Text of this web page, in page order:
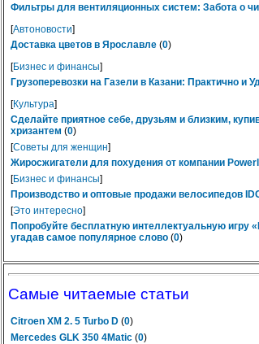
Фильтры для вентиляционных систем: Забота о
[Автоновости]
Доставка цветов в Ярославле (0)
[Бизнес и финансы]
Грузоперевозки на Газели в Казани: Практично и
[Культура]
Сделайте приятное себе, друзьям и близким,
хризантем (0)
[Советы для женщин]
Жиросжигатели для похудения от компании
[Бизнес и финансы]
Производство и оптовые продажи велосипедов
[Это интересно]
Попробуйте бесплатную интеллектуальную игру
угадав самое популярное слово (0)
Самые читаемые статьи
Citroen XM 2. 5 Turbo D (0)
Mercedes GLK 350 4Matic (0)